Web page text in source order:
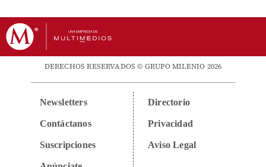
DERECHOS RESERVADOS © GRUPO MILENIO 2026
Newsletters
Contáctanos
Suscripciones
Directorio
Privacidad
Aviso Legal